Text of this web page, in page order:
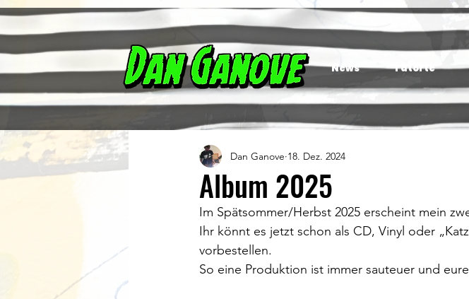
News Tatorte
Album 2025
Dan Ganove 18. Dez. 2024
Im Spätsommer/Herbst 2025 erscheint mein
Ihr könnt es jetzt schon als CD, Vinyl oder
vorbestellen.
So eine Produktion ist immer sauteuer und